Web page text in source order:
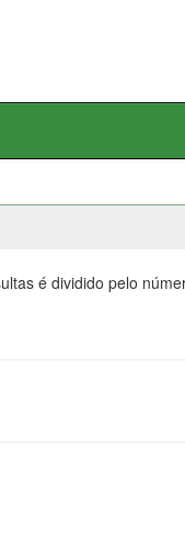
é dividido pelo